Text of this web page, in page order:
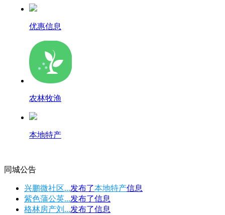
优惠信息
农林牧渔
本地特产
同城公告
兴鹏微社区...发布了本地特产信息
紫色蒲公英...发布了信息
格林房产刘...发布了信息